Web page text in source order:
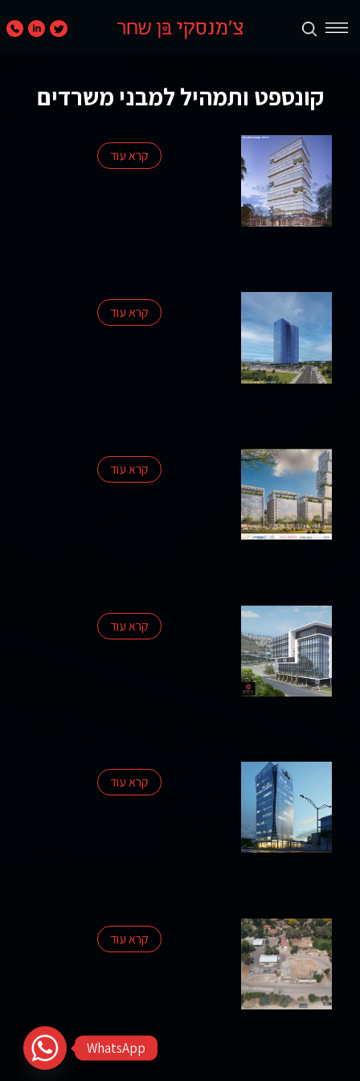
ערים
ואזורים
נדל״ן
מניב
ומגורים
חוות
דעת
פרסומים
אודות
החברה
צרו
קונספט ותמהיל למבני משרדים
קרא עוד
קרא עוד
קרא עוד
קרא עוד
קרא עוד
קרא עוד
WhatsApp